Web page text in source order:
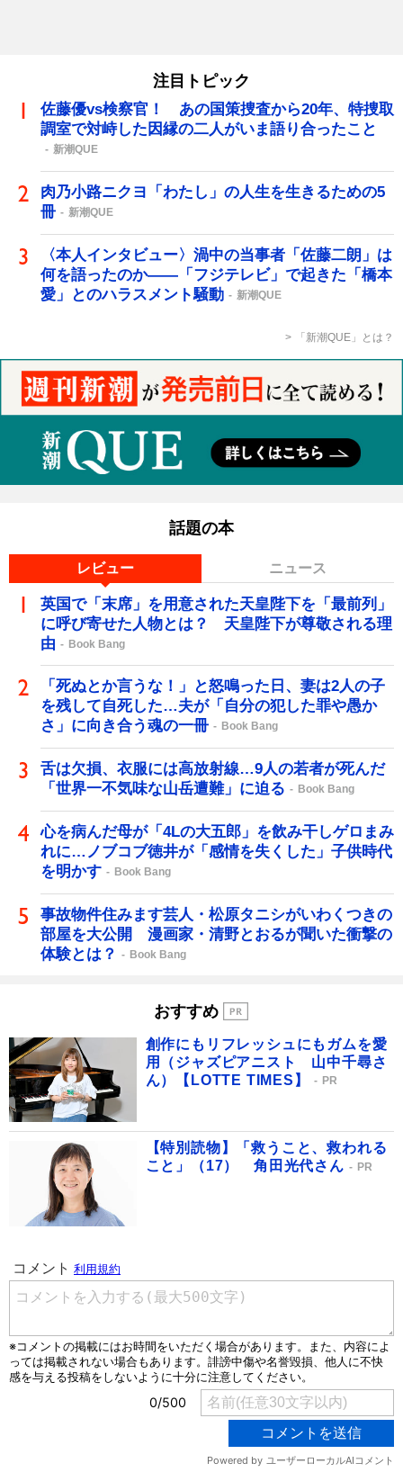
注目トピック
佐藤優vs検察官！ あの国策捜査から20年、特捜取
調室で対峙した因縁の二人がいま語り合ったこと
新潮QUE
肉乃小路ニクヨ「わたし」の人生を生きるための5
冊
新潮QUE
〈本人インタビュー〉渦中の当事者「佐藤二朗」は
何を語ったのか――「フジテレビ」で起きた「橋本
愛」とのハラスメント騒動
新潮QUE
「新潮QUE」とは？
話題の本
レビュー ニュース
英国で「末席」を用意された天皇陛下を「最前列」
に呼び寄せた人物とは？ 天皇陛下が尊敬される理
由
Book Bang
「死ぬとか言うな！」と怒鳴った日、妻は2人の子
を残して自死した…夫が「自分の犯した罪や愚か
さ」に向き合う魂の一冊
Book Bang
舌は欠損、衣服には高放射線…9人の若者が死んだ
「世界一不気味な山岳遭難」に迫る
Book Bang
心を病んだ母が「4Lの大五郎」を飲み干しゲロまみ
れに…ノブコブ徳井が「感情を失くした」子供時代
を明かす
Book Bang
事故物件住みます芸人・松原タニシがいわくつきの
部屋を大公開 漫画家・清野とおるが聞いた衝撃の
体験とは？
Book Bang
おすすめ
創作にもリフレッシュにもガムを愛
用（ジャズピアニスト 山中千尋さ
ん）【LOTTE TIMES】
PR
【特別読物】「救うこと、救われる
こと」（17） 角田光代さん
PR